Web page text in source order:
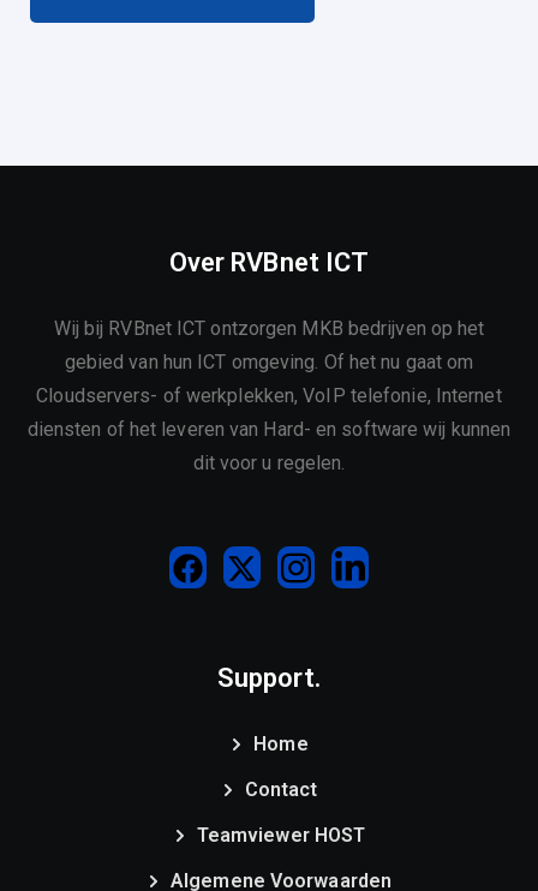
Over RVBnet ICT
Wij bij RVBnet ICT ontzorgen MKB bedrijven op het
gebied van hun ICT omgeving. Of het nu gaat om
Cloudservers- of werkplekken, VoIP telefonie, Internet
diensten of het leveren van Hard- en software wij kunnen
dit voor u regelen.
Support.
Home
Contact
Teamviewer HOST
Algemene Voorwaarden